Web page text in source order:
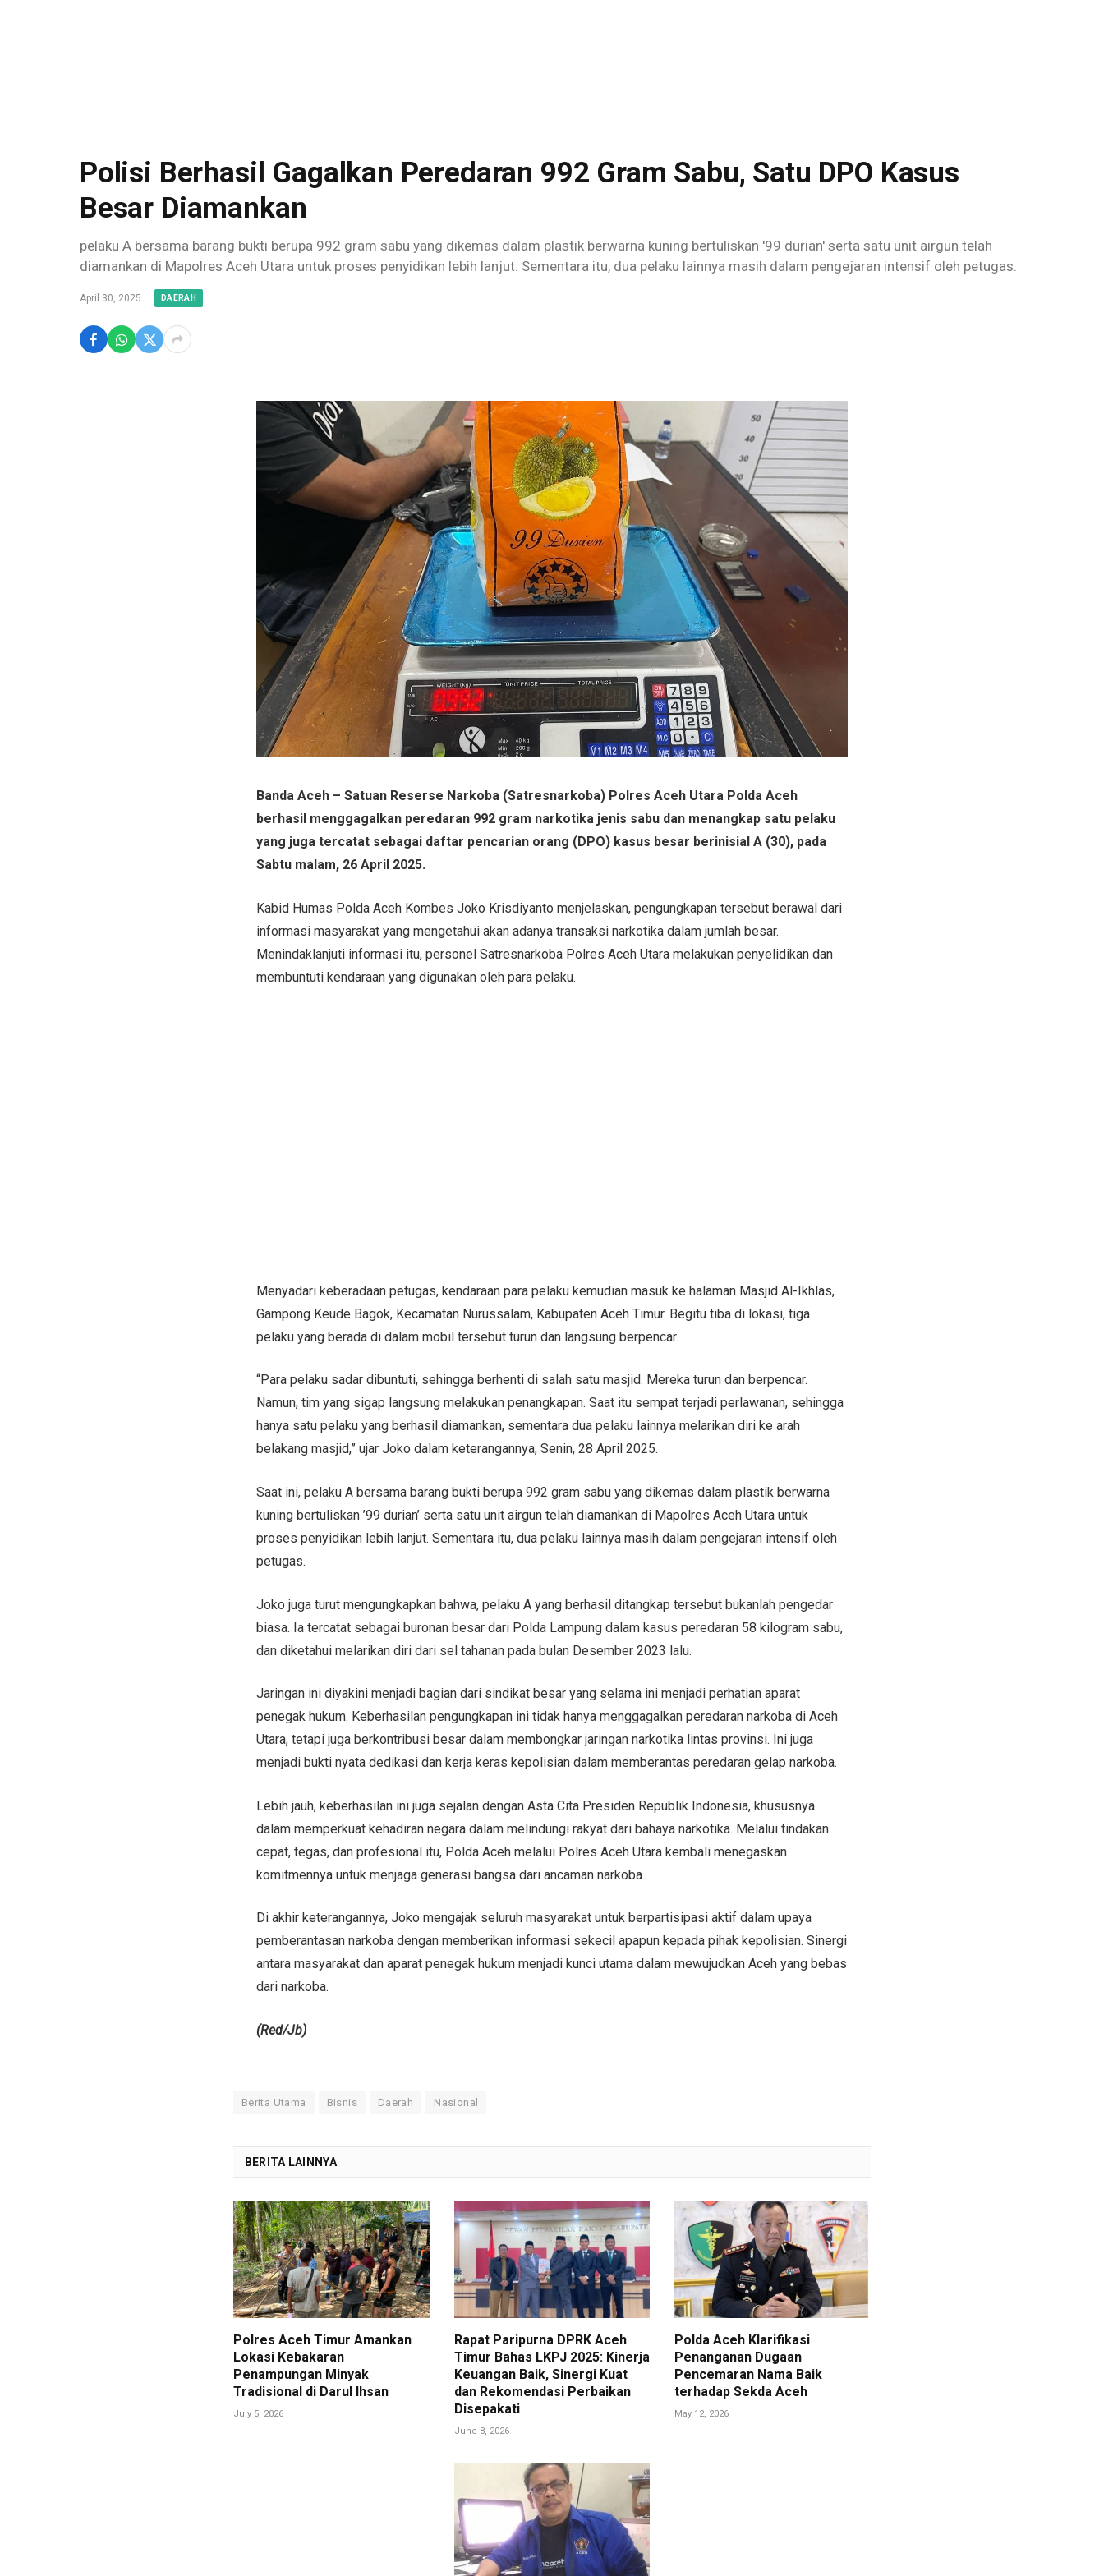
Polisi Berhasil Gagalkan Peredaran 992 Gram Sabu, Satu DPO Kasus
Besar Diamankan
pelaku A bersama barang bukti berupa 992 gram sabu yang dikemas dalam plastik berwarna kuning bertuliskan '99 durian' serta satu unit airgun telah
diamankan di Mapolres Aceh Utara untuk proses penyidikan lebih lanjut. Sementara itu, dua pelaku lainnya masih dalam pengejaran intensif oleh petugas.
April 30, 2025 DAERAH
Banda Aceh – Satuan Reserse Narkoba (Satresnarkoba) Polres Aceh Utara Polda Aceh
berhasil menggagalkan peredaran 992 gram narkotika jenis sabu dan menangkap satu pelaku
yang juga tercatat sebagai daftar pencarian orang (DPO) kasus besar berinisial A (30), pada
Sabtu malam, 26 April 2025.
Kabid Humas Polda Aceh Kombes Joko Krisdiyanto menjelaskan, pengungkapan tersebut berawal dari
informasi masyarakat yang mengetahui akan adanya transaksi narkotika dalam jumlah besar.
Menindaklanjuti informasi itu, personel Satresnarkoba Polres Aceh Utara melakukan penyelidikan dan
membuntuti kendaraan yang digunakan oleh para pelaku.
Menyadari keberadaan petugas, kendaraan para pelaku kemudian masuk ke halaman Masjid Al-Ikhlas,
Gampong Keude Bagok, Kecamatan Nurussalam, Kabupaten Aceh Timur. Begitu tiba di lokasi, tiga
pelaku yang berada di dalam mobil tersebut turun dan langsung berpencar.
“Para pelaku sadar dibuntuti, sehingga berhenti di salah satu masjid. Mereka turun dan berpencar.
Namun, tim yang sigap langsung melakukan penangkapan. Saat itu sempat terjadi perlawanan, sehingga
hanya satu pelaku yang berhasil diamankan, sementara dua pelaku lainnya melarikan diri ke arah
belakang masjid,” ujar Joko dalam keterangannya, Senin, 28 April 2025.
Saat ini, pelaku A bersama barang bukti berupa 992 gram sabu yang dikemas dalam plastik berwarna
kuning bertuliskan ’99 durian’ serta satu unit airgun telah diamankan di Mapolres Aceh Utara untuk
proses penyidikan lebih lanjut. Sementara itu, dua pelaku lainnya masih dalam pengejaran intensif oleh
petugas.
Joko juga turut mengungkapkan bahwa, pelaku A yang berhasil ditangkap tersebut bukanlah pengedar
biasa. Ia tercatat sebagai buronan besar dari Polda Lampung dalam kasus peredaran 58 kilogram sabu,
dan diketahui melarikan diri dari sel tahanan pada bulan Desember 2023 lalu.
Jaringan ini diyakini menjadi bagian dari sindikat besar yang selama ini menjadi perhatian aparat
penegak hukum. Keberhasilan pengungkapan ini tidak hanya menggagalkan peredaran narkoba di Aceh
Utara, tetapi juga berkontribusi besar dalam membongkar jaringan narkotika lintas provinsi. Ini juga
menjadi bukti nyata dedikasi dan kerja keras kepolisian dalam memberantas peredaran gelap narkoba.
Lebih jauh, keberhasilan ini juga sejalan dengan Asta Cita Presiden Republik Indonesia, khususnya
dalam memperkuat kehadiran negara dalam melindungi rakyat dari bahaya narkotika. Melalui tindakan
cepat, tegas, dan profesional itu, Polda Aceh melalui Polres Aceh Utara kembali menegaskan
komitmennya untuk menjaga generasi bangsa dari ancaman narkoba.
Di akhir keterangannya, Joko mengajak seluruh masyarakat untuk berpartisipasi aktif dalam upaya
pemberantasan narkoba dengan memberikan informasi sekecil apapun kepada pihak kepolisian. Sinergi
antara masyarakat dan aparat penegak hukum menjadi kunci utama dalam mewujudkan Aceh yang bebas
dari narkoba.
(Red/Jb)
Berita Utama Bisnis Daerah Nasional
BERITA LAINNYA
Polres Aceh Timur Amankan
Lokasi Kebakaran
Penampungan Minyak
Tradisional di Darul Ihsan
July 5, 2026
Rapat Paripurna DPRK Aceh
Timur Bahas LKPJ 2025: Kinerja
Keuangan Baik, Sinergi Kuat
dan Rekomendasi Perbaikan
Disepakati
June 8, 2026
Polda Aceh Klarifikasi
Penanganan Dugaan
Pencemaran Nama Baik
terhadap Sekda Aceh
May 12, 2026